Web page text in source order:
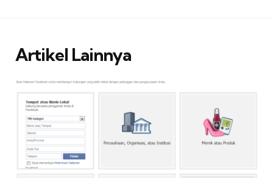
Artikel Lainnya